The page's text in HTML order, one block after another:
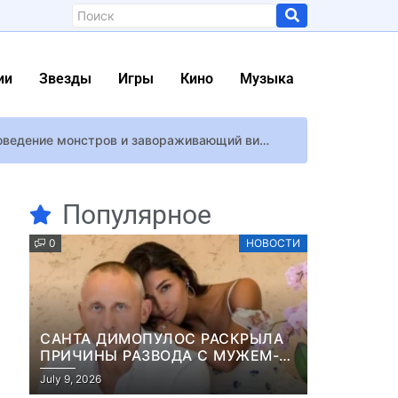
Звезды Игры Кино Музыка
Silent Hill 2 В ремейке Silent Hill 2 будет особый упор на психологический хоррор, поведение монстров и завораживающий визуал
будут в восторге
на украинском
Популярное
0 НОВОСТИ
САНТА ДИМОПУЛОС РАСКРЫЛА
ПРИЧИНЫ РАЗВОДА С МУЖЕМ-
БИЗНЕСМЕНОМ
July 9, 2026